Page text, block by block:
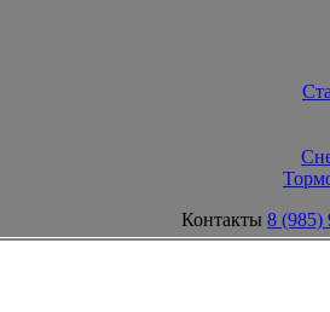
Контакты 8 (985)